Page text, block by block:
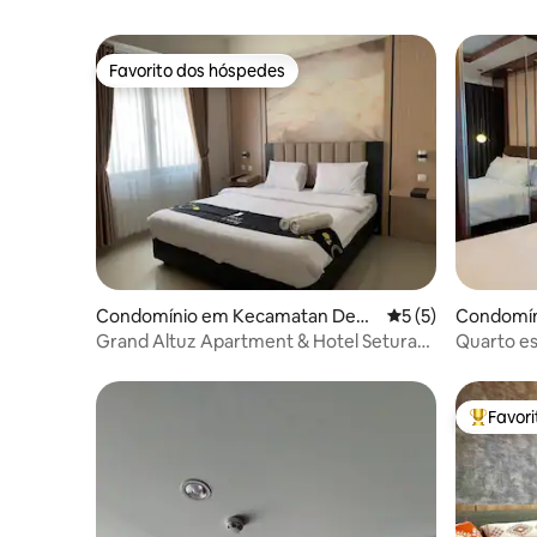
Favorito dos hóspedes
Favorito dos hóspedes
Condomínio em Kecamatan Depo
k
Classificação
5 (5)
Grand Altuz Apartment & Hotel Seturan
Quarto